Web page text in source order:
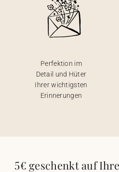
Perfektion im
Detail und Hüter
Ihrer wichtigsten
Erinnerungen
5€ geschenkt auf